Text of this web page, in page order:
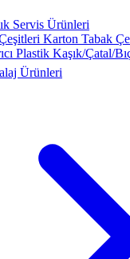
Servis Ürünleri
Karton Tabak
Plastik Kaşık/Çatal/
Ürünleri